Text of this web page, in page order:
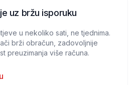
uz bržu isporuku
u nekoliko sati, ne tjednima.
brži obračun, zadovoljnije
preuzimanja više računa.